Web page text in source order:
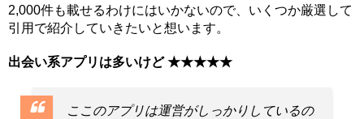
2,000件も載せるわけにはいかないので、いくつか厳選して
引用で紹介していきたいと想います。
出会い系アプリは多いけど ★★★★★
ここのアプリは運営がしっかりしているの